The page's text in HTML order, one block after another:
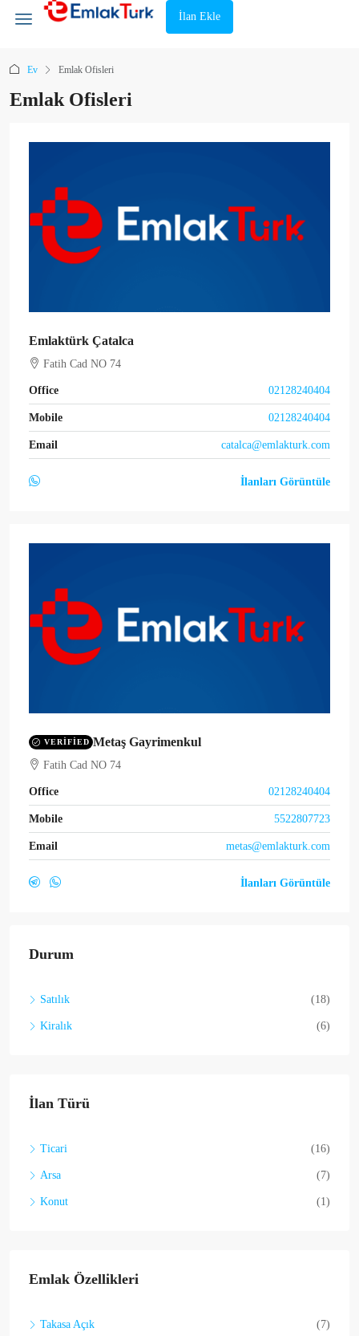
İlan Ekle
Ev Emlak Ofisleri
Emlak Ofisleri
Emlaktürk Çatalca
Fatih Cad NO 74
Office 02128240404
Mobile 02128240404
Email catalca@emlakturk.com
İlanları Görüntüle
VERIFIED Metaş Gayrimenkul
Fatih Cad NO 74
Office 02128240404
Mobile 5522807723
Email metas@emlakturk.com
İlanları Görüntüle
Durum
Satılık (18)
Kiralık (6)
İlan Türü
Ticari (16)
Arsa (7)
Konut (1)
Emlak Özellikleri
Takasa Açık (7)